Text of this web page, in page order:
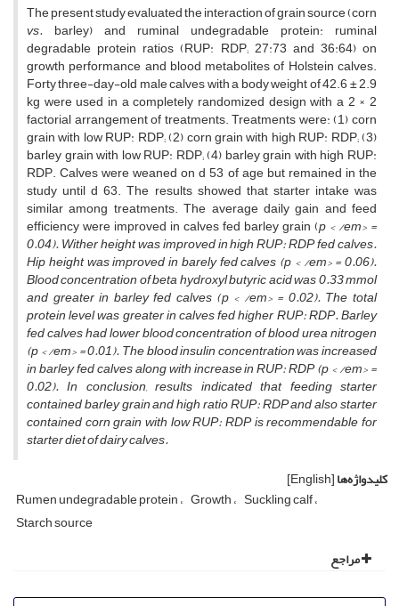
The present study evaluated the interaction of grain source (corn
vs. barley) and ruminal undegradable protein: ruminal
degradable protein ratios (RUP: RDP; 27:73 and 36:64) on
growth performance and blood metabolites of Holstein calves.
Forty three-day-old male calves with a body weight of 42.6 ± 2.9
kg were used in a completely randomized design with a 2 × 2
factorial arrangement of treatments. Treatments were: (1) corn
grain with low RUP: RDP; (2) corn grain with high RUP: RDP; (3)
barley grain with low RUP: RDP; (4) barley grain with high RUP:
RDP. Calves were weaned on d 53 of age but remained in the
study until d 63. The results showed that starter intake was
similar among treatments. The average daily gain and feed
efficiency were improved in calves fed barley grain (p < /em> =
0.04). Wither height was improved in high RUP: RDP fed calves.
Hip height was improved in barely fed calves (p < /em> = 0.06).
Blood concentration of beta hydroxyl butyric acid was 0.33 mmol
and greater in barley fed calves (p < /em> = 0.02). The total
protein level was greater in calves fed higher RUP: RDP. Barley
fed calves had lower blood concentration of blood urea nitrogen
(p < /em> = 0.01). The blood insulin concentration was increased
in barley fed calves along with increase in RUP: RDP (p < /em> =
0.02). In conclusion, results indicated that feeding starter
contained barley grain and high ratio RUP: RDP and also starter
contained corn grain with low RUP: RDP is recommendable for
starter diet of dairy calves.
کلیدواژه‌ها[English]
Rumen undegradable protein Growth Suckling calf
Starch source
مراجع